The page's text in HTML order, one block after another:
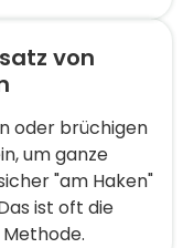
von
oder brüchigen
um ganze
"am Haken"
ist oft die